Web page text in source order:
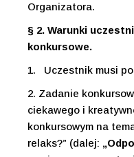
Organizatora.
§ 2. Warunki
konkursowe.
1.
Uczestnik musi
2. Zadanie
ciekawego i
konkursowym na
relaks?” (dalej: